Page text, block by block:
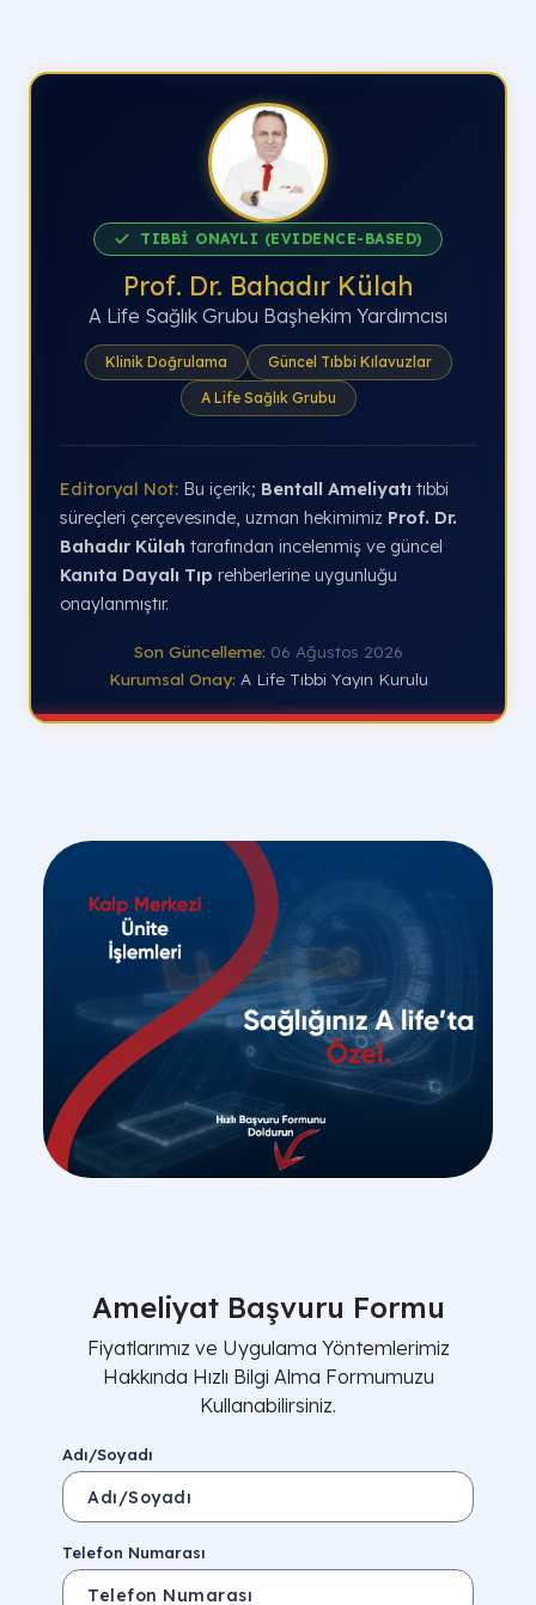
TIBBİ ONAYLI (EVIDENCE-BASED)
Prof. Dr. Bahadır Külah
A Life Sağlık Grubu Başhekim Yardımcısı
Klinik Doğrulama
Güncel Tıbbi Kılavuzlar
A Life Sağlık Grubu
Editoryal Not: Bu içerik; Bentall Ameliyatı tıbbi
süreçleri çerçevesinde, uzman hekimimiz Prof. Dr.
Bahadır Külah tarafından incelenmiş ve güncel
Kanıta Dayalı Tıp rehberlerine uygunluğu
onaylanmıştır.
Son Güncelleme: 06 Ağustos 2026
Kurumsal Onay: A Life Tıbbi Yayın Kurulu
Ameliyat Başvuru Formu
Fiyatlarımız ve Uygulama Yöntemlerimiz
Hakkında Hızlı Bilgi Alma Formumuzu
Kullanabilirsiniz.
Adı/Soyadı
Telefon Numarası